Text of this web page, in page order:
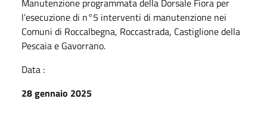
l’esecuzione di n°5 interventi di manutenzione nei
Comuni di Roccalbegna, Roccastrada, Castiglione della
Pescaia e Gavorrano.
Data :
28 gennaio 2025